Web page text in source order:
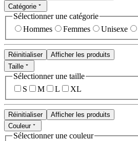
Catégorie
Sélectionner une catégorie
Hommes
Femmes Unisexe
Réinitialiser
Afficher les produits
Taille
Sélectionner une taille
S
M L XL
Réinitialiser
Afficher les produits
Couleur
Sélectionner une couleur